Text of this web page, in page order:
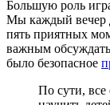
Большую роль
Мы каждый вечер
пять приятных
важным
было безопасное
По сути,